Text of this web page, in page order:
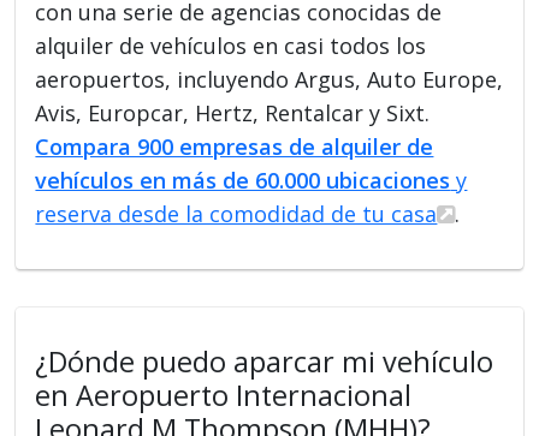
con una serie de agencias conocidas de
alquiler de vehículos en casi todos los
aeropuertos, incluyendo Argus, Auto Europe,
Avis, Europcar, Hertz, Rentalcar y Sixt.
Compara 900 empresas de alquiler de
vehículos en más de 60.000 ubicaciones y
reserva desde la comodidad de tu casa
.
¿Dónde puedo aparcar mi vehículo
en Aeropuerto Internacional